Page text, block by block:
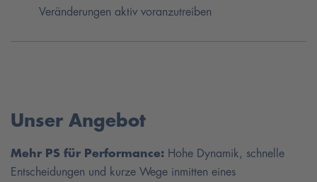
Veränderungen aktiv voranzutreiben
Unser Angebot
Mehr PS für Performance: Hohe Dynamik, schnelle
Entscheidungen und kurze Wege inmitten eines